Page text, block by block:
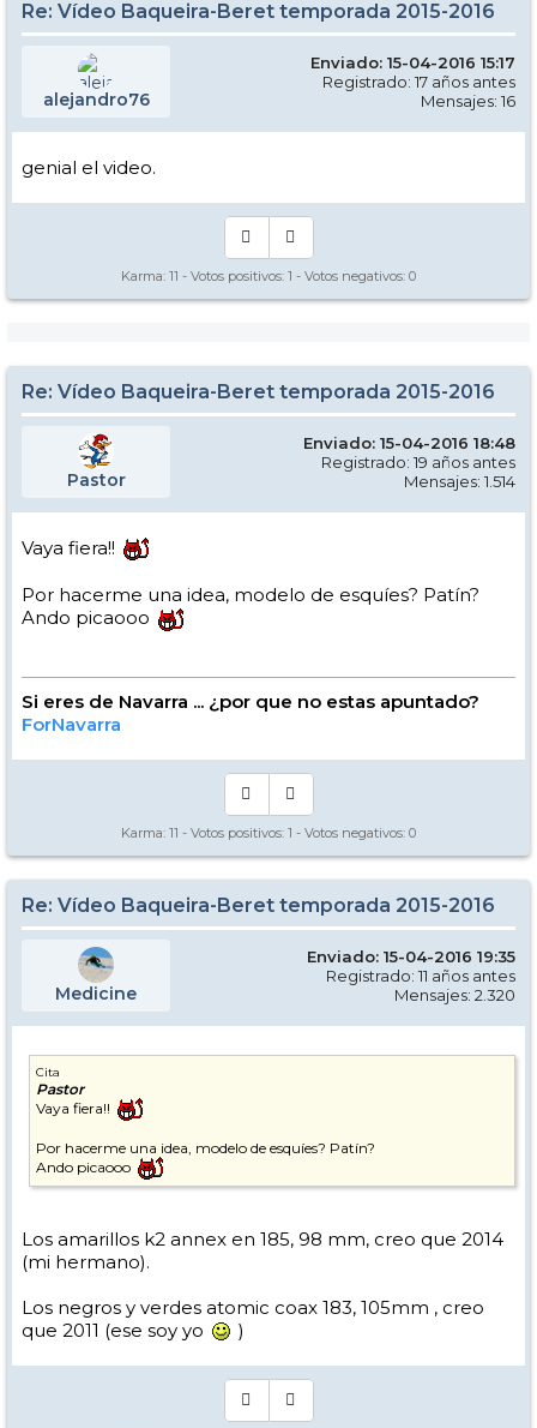
Re: Vídeo Baqueira-Beret temporada 2015-2016
alejandro76
Enviado: 15-04-2016 15:17
Registrado: 17 años antes
Mensajes: 16
genial el video.
Karma: 11 - Votos positivos: 1 - Votos negativos: 0
Re: Vídeo Baqueira-Beret temporada 2015-2016
Pastor
Enviado: 15-04-2016 18:48
Registrado: 19 años antes
Mensajes: 1.514
Vaya fiera!!
Por hacerme una idea, modelo de esquíes? Patín?
Ando picaooo
Si eres de Navarra ... ¿por que no estas apuntado?
ForNavarra
Karma: 11 - Votos positivos: 1 - Votos negativos: 0
Re: Vídeo Baqueira-Beret temporada 2015-2016
Medicine
Enviado: 15-04-2016 19:35
Registrado: 11 años antes
Mensajes: 2.320
Cita
Pastor
Vaya fiera!!
Por hacerme una idea, modelo de esquíes? Patín?
Ando picaooo
Los amarillos k2 annex en 185, 98 mm, creo que 2014
(mi hermano).
Los negros y verdes atomic coax 183, 105mm , creo
que 2011 (ese soy yo
)